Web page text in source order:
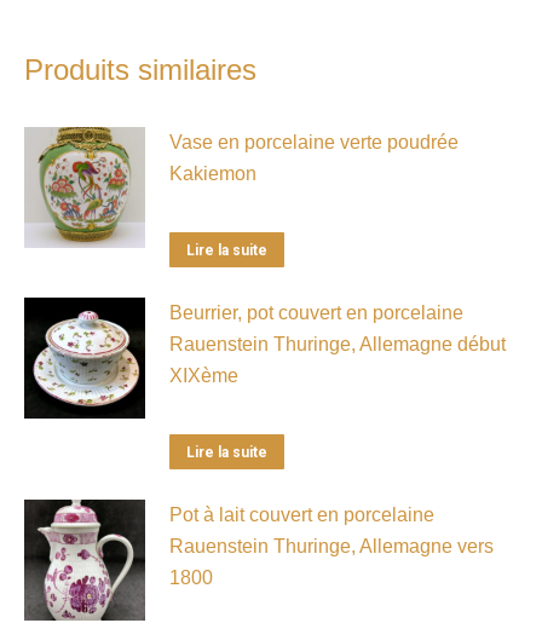
Produits similaires
Vase en porcelaine verte poudrée
Kakiemon
Lire la suite
Beurrier, pot couvert en porcelaine
Rauenstein Thuringe, Allemagne début
XIXème
Lire la suite
Pot à lait couvert en porcelaine
Rauenstein Thuringe, Allemagne vers
1800